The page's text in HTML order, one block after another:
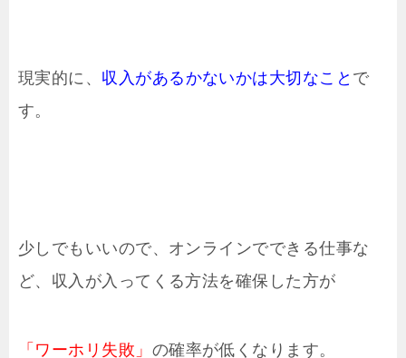
現実的に、 収入があるかないかは大切なこと で
す。
少しでもいいので、オンラインでできる仕事な
ど、収入が入ってくる方法を確保した方が
「ワーホリ失敗」 の確率が低くなります。